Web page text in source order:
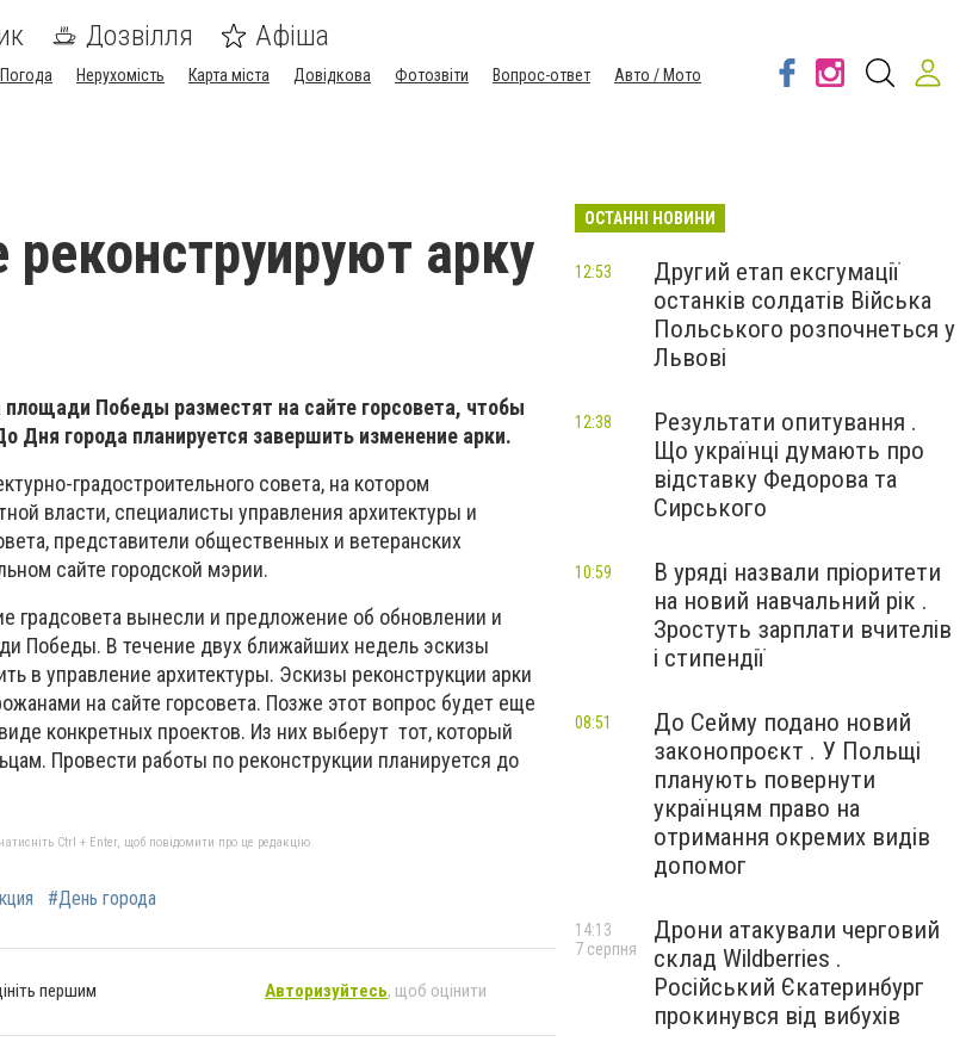
Дозвілля Афіша
Погода Нерухомість Карта міста Довідкова Фотозвіти Вопрос-ответ
Авто / Мото
арку
Победы разместят на сайте горсовета, чтобы
Дня города планируется завершить изменение арки.
градостроительного совета, на котором
власти, специалисты управления архитектуры и
представители общественных и ветеранских
сайте городской мэрии.
градсовета вынесли и предложение об обновлении и
Победы. В течение двух ближайших недель эскизы
в управление архитектуры. Эскизы реконструкции арки
на сайте горсовета. Позже этот вопрос будет еще
конкретных проектов. Из них выберут тот, который
Провести работы по реконструкции планируется до
Ctrl + Enter, щоб повідомити про це редакцію
#День города
першим Авторизуйтесь, щоб оцінити
ОСТАННІ НОВИНИ
Другий етап ексгумації
останків солдатів Війська
Польського розпочнеться у
Львові
12:53
Результати опитування .
Що українці думають про
відставку Федорова та
Сирського
12:38
В уряді назвали пріоритети
на новий навчальний рік .
Зростуть зарплати вчителів
і стипендії
10:59
До Сейму подано новий
законопроєкт . У Польщі
планують повернути
українцям право на
отримання окремих видів
допомог
08:51
Дрони атакували черговий
склад Wildberries .
Російський Єкатеринбург
прокинувся від вибухів
14:13
7 серпня